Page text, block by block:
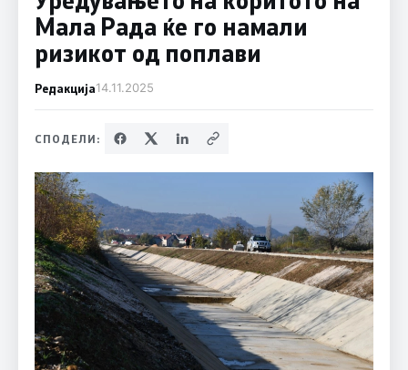
Мала Рада ќе го намали
ризикот од поплави
Редакција14.11.2025
СПОДЕЛИ: